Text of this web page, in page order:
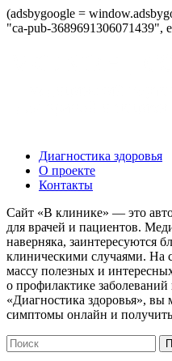
(adsbygoogle =
"ca-pub-3689691306071439",
Диагностика здоровья
О проекте
Контакты
Сайт «В клинике» — это
для врачей и пациентов.
наверняка, заинтересуются
клиническими случаями. На
массу полезных и
о профилактике
«Диагностика здоровья», вы
симптомы онлайн и